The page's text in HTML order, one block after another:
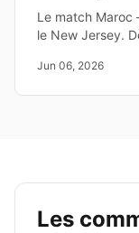
test
Le match Maroc
le New Jersey.
2026.
Jun 06, 2026
Les